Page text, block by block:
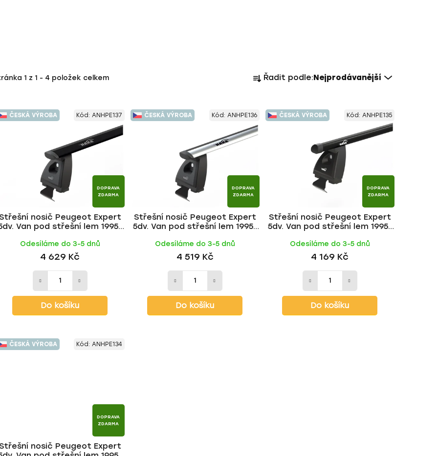
1 z 1 - 4 položek celkem
a
n
í
o
d
u
k
t
Řadit podle:Nejprodávanější
ČESKÁ VÝROBA
DOPRAVA
ZDARMA
nosič Peugeot Expert
Van pod střešní lem 1995-
Odesíláme do 3-5 dnů
4 629 Kč
Do košíku
Kód: ANHPE137 ČESKÁ VÝROBA
DOPRAVA
ZDARMA
Střešní nosič Peugeot Expert
5dv. Van pod střešní lem 1995-
Odesíláme do 3-5 dnů
4 519 Kč
Do košíku
Kód: ANHPE136 ČESKÁ VÝROBA
DOPRAVA
ZDARMA
Střešní nosič Peugeot Expert
5dv. Van pod střešní lem 1995-
Odesíláme do 3-5 dnů
4 169 Kč
Do košíku
Kód: ANHPE135
ČESKÁ VÝROBA
DOPRAVA
ZDARMA
nosič Peugeot Expert
Kód: ANHPE134